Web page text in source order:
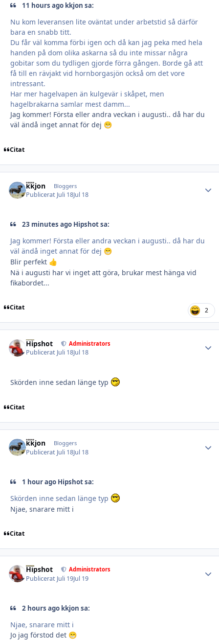
11 hours ago kkjon sa:
Nu kom leveransen lite oväntat under arbetstid så därför
bara en snabb titt.
Du får väl komma förbi igen och då kan jag peka med hela
handen på dom olika askarna så du inte missar några
gobitar som du tydligen gjorde förra gången. Borde gå att
få till en rävjakt vid hornborgasjön också om det vore
intressant.
Har mer hagelvapen än kulgevär i skåpet, men
hagelbrakarna samlar mest damm...
Jag kommer! Första eller andra veckan i augusti.. då har du
väl ändå inget annat för dej 😁
Citat
kkjon Bloggers
Publicerat Juli 18Jul 18
23 minutes ago Hipshot sa:
Jag kommer! Första eller andra veckan i augusti.. då har du
väl ändå inget annat för dej 😁
Blir perfekt 👍
Nä i augusti har vi inget att göra, brukar mest hänga vid
fikabordet...
Citat 2
Hipshot Administrators
Publicerat Juli 18Jul 18
Skörden inne sedan länge typ
Citat
kkjon Bloggers
Publicerat Juli 18Jul 18
1 hour ago Hipshot sa:
Skörden inne sedan länge typ
Njae, snarare mitt i
Citat
Hipshot Administrators
Publicerat Juli 19Jul 19
2 hours ago kkjon sa:
Njae, snarare mitt i
Jo jag förstod det 😁